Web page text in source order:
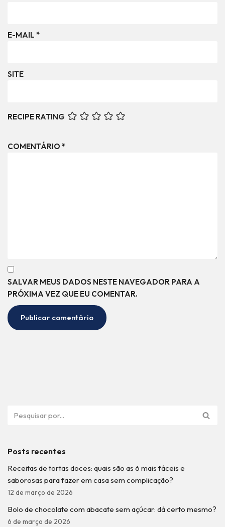
E-MAIL *
SITE
RECIPE RATING
COMENTÁRIO *
SALVAR MEUS DADOS NESTE NAVEGADOR PARA A
PRÓXIMA VEZ QUE EU COMENTAR.
Posts recentes
Receitas de tortas doces: quais são as 6 mais fáceis e
saborosas para fazer em casa sem complicação?
12 de março de 2026
Bolo de chocolate com abacate sem açúcar: dá certo mesmo?
6 de março de 2026